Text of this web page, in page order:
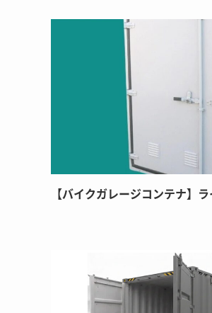
【バイクガレージコンテナ】